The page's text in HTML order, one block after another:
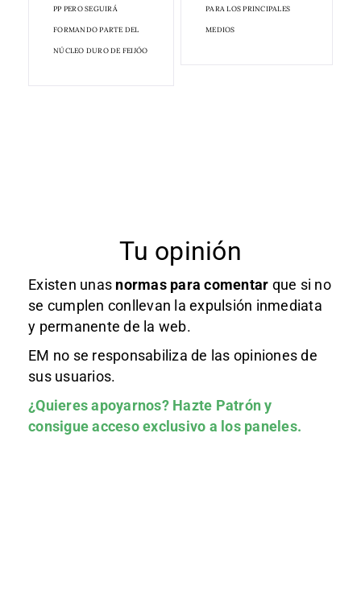
PP PERO SEGUIRÁ
FORMANDO PARTE DEL
NÚCLEO DURO DE FEIJÓO
PARA LOS PRINCIPALES
MEDIOS
Tu opinión
Existen unas normas para comentar que si no
se cumplen conllevan la expulsión inmediata
y permanente de la web.
EM no se responsabiliza de las opiniones de
sus usuarios.
¿Quieres apoyarnos? Hazte Patróny
consigue acceso exclusivo a los paneles.